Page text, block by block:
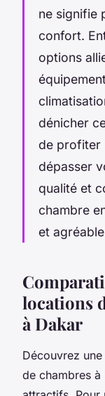
ne signifie
confort.
options
dénicher
de profiter
dépasser
qualité et
chambre
et
locations
à Dakar
Découvrez
de chambres